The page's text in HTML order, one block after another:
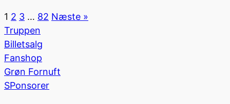
1 2 3 … 82 Næste »
Truppen
Billetsalg
Fanshop
Grøn Fornuft
SPonsorer